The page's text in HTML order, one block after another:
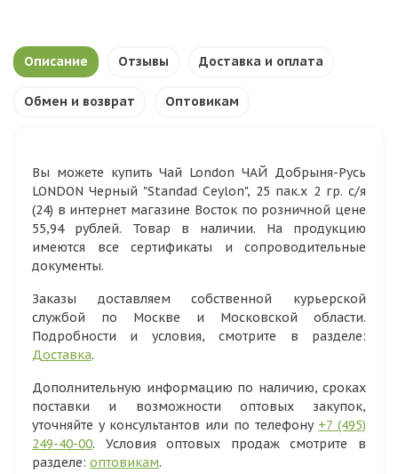
Описание Отзывы Доставка и оплата
Обмен и возврат Оптовикам
Вы можете купить Чай London ЧАЙ Добрыня-Русь
LONDON Черный "Standad Ceylon", 25 пак.х 2 гр. с/я
(24) в интернет магазине Восток по розничной цене
55,94 рублей. Товар в наличии. На продукцию
имеются все сертификаты и сопроводительные
документы.
Заказы доставляем собственной курьерской
службой по Москве и Московской области.
Подробности и условия, смотрите в разделе:
Доставка.
Дополнительную информацию по наличию, сроках
поставки и возможности оптовых закупок,
уточняйте у консультантов или по телефону +7 (495)
249-40-00. Условия оптовых продаж смотрите в
разделе: оптовикам.